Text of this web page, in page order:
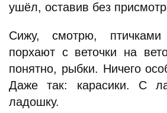
ушёл, оставив без
Сижу, смотрю,
порхают с веточки на
понятно, рыбки. Ничего
Даже так: карасики. С
ладошку.